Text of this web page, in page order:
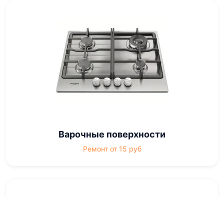
Варочные поверхности
Ремонт от 15 руб